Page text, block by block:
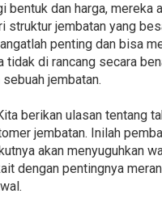
bentuk dan harga, mereka
struktur jembatan yang
penting dan bisa
tidak di rancang secara
jembatan.
berikan ulasan tentang
jembatan. Inilah
akan menyuguhkan
dengan pentingnya